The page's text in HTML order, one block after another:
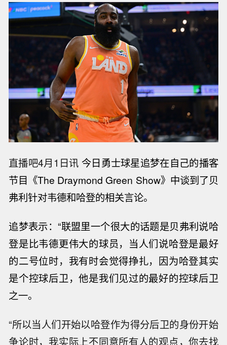
直播吧4月1日讯 今日勇士球星追梦在自己的播客
节目《The Draymond Green Show》中谈到了贝
弗利针对韦德和哈登的相关言论。
追梦表示：“联盟里一个很大的话题是贝弗利说哈
登是比韦德更伟大的球员，当人们说哈登是最好
的二号位时，我有时会觉得挣扎，因为哈登其实
是个控球后卫，他是我们见过的最好的控球后卫
之一。
“所以当人们开始以哈登作为得分后卫的身份开始
争论时，我实际上不同意所有人的观点，你去找